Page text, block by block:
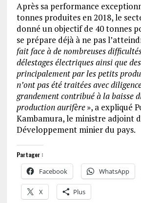
Après sa performance
tonnes produites en 2018, le
donné un objectif de 40 tonnes
se prépare déjà à ne pas
fait face à de nombreuses
délestages électriques ainsi que
principalement par les petits
n’ont pas été traitées avec
grandement contribué à la baisse
production aurifère», a expliqué
Kambamura, le ministre adjoint
Développement minier du pays.
Partager :
Facebook WhatsApp
X Plus